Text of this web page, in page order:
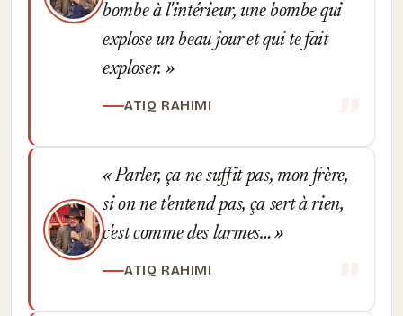
bombe à l'intérieur, une bombe qui
explose un beau jour et qui te fait
exploser.
ATIQ RAHIMI
Parler, ça ne suffit pas, mon frère,
si on ne t'entend pas, ça sert à rien,
c'est comme des larmes…
ATIQ RAHIMI